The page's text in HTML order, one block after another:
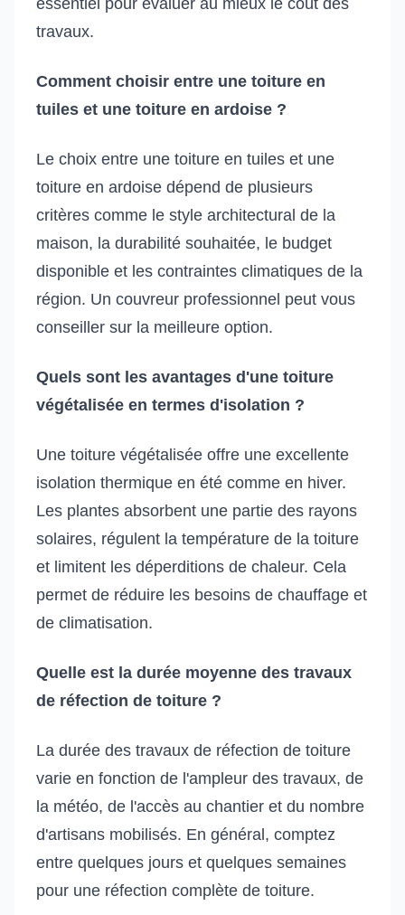
travaux.
Comment choisir entre une toiture en
tuiles et une toiture en ardoise ?
Le choix entre une toiture en tuiles et une
toiture en ardoise dépend de plusieurs
critères comme le style architectural de la
maison, la durabilité souhaitée, le budget
disponible et les contraintes climatiques de la
région. Un couvreur professionnel peut vous
conseiller sur la meilleure option.
Quels sont les avantages d'une toiture
végétalisée en termes d'isolation ?
Une toiture végétalisée offre une excellente
isolation thermique en été comme en hiver.
Les plantes absorbent une partie des rayons
solaires, régulent la température de la toiture
et limitent les déperditions de chaleur. Cela
permet de réduire les besoins de chauffage et
de climatisation.
Quelle est la durée moyenne des travaux
de réfection de toiture ?
La durée des travaux de réfection de toiture
varie en fonction de l'ampleur des travaux, de
la météo, de l'accès au chantier et du nombre
d'artisans mobilisés. En général, comptez
entre quelques jours et quelques semaines
pour une réfection complète de toiture.